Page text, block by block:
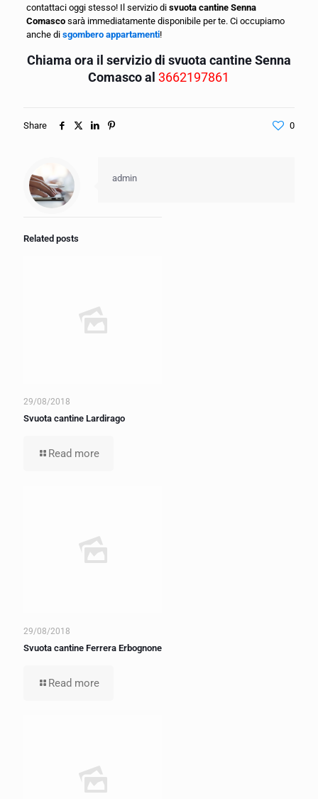
contattaci oggi stesso! Il servizio di svuota cantine Senna
Comasco sarà immediatamente disponibile per te. Ci occupiamo
anche di sgombero appartamenti!
Chiama ora il servizio di svuota cantine Senna
Comasco al3662197861
Share 0
admin
Related posts
29/08/2018
Svuota cantine Lardirago
Read more
29/08/2018
Svuota cantine Ferrera Erbognone
Read more